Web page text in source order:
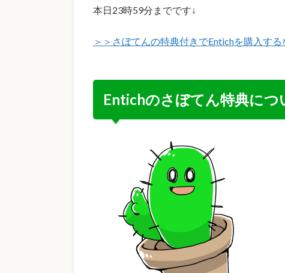
本日23時59分までです↓
＞＞さぼてんの特典付きでEntichを購入する
Entichのさぼてん特典につ